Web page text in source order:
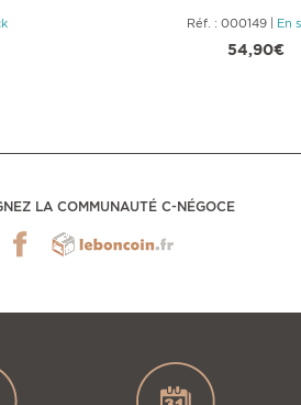
Réf. : 000149| En
54,90€
LA COMMUNAUTÉ C-NÉGOCE